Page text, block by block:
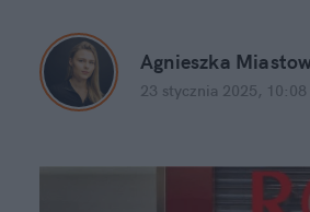
Agnieszka
23 stycznia 2025, 10:08